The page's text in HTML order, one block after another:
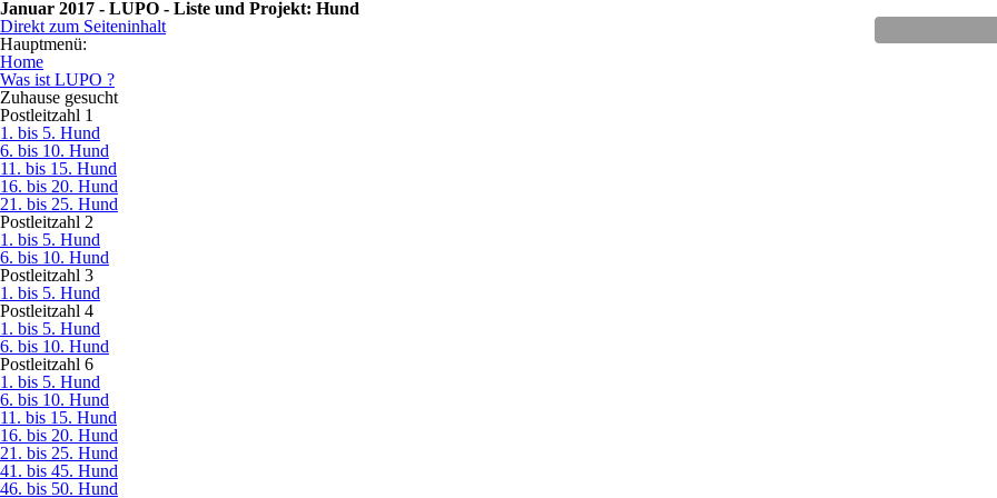
Januar 2017 - LUPO - Liste und Projekt: Hund
Direkt zum Seiteninhalt
Hauptmenü:
Home
Was ist LUPO ?
Zuhause gesucht
Postleitzahl 1
1. bis 5. Hund
6. bis 10. Hund
11. bis 15. Hund
16. bis 20. Hund
21. bis 25. Hund
Postleitzahl 2
1. bis 5. Hund
6. bis 10. Hund
Postleitzahl 3
1. bis 5. Hund
Postleitzahl 4
1. bis 5. Hund
6. bis 10. Hund
Postleitzahl 6
1. bis 5. Hund
6. bis 10. Hund
11. bis 15. Hund
16. bis 20. Hund
21. bis 25. Hund
41. bis 45. Hund
46. bis 50. Hund